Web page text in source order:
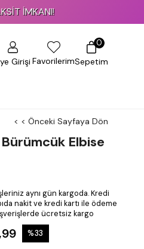
GirişiFavorilerimSepetim
0
< < Önceki Sayfaya Dön
Elbise
aynı gün kargoda. Kredi
nakit ve kredi kartı ile ödeme
ücretsiz kargo
%33